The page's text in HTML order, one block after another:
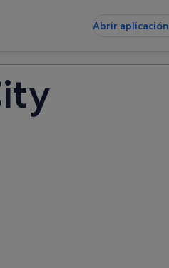
Abrir aplicación